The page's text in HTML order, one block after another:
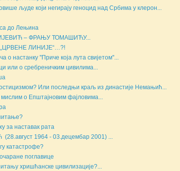
људе који негирају геноцид над Србима у клерон...
до Лењина
– ФРАЊУ ТОМАШИЋУ...
ЛИНИЈЕ“…?!
о настанку ''Приче која лута свијетом''...
или о сребреничким цивилима...
Или последњи краљ из династије Немањић...
о Епштајновим фајловима...
за наставак рата
1964 - 03.децембар 2001) ...
катастрофе?
поглавице
хришћанске цивилизације?...